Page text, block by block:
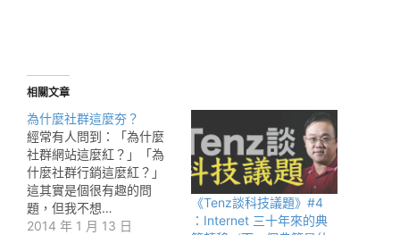
相關文章
為什麼社群這麼夯？
經常有人問到：「為什麼
社群網站這麼紅？」「為
什麼社群行銷這麼紅？」
這其實是個很有趣的問
題，但我不想…
2014 年 1 月 13 日
《Tenz談科技議題》#4
：Internet 三十年來的典